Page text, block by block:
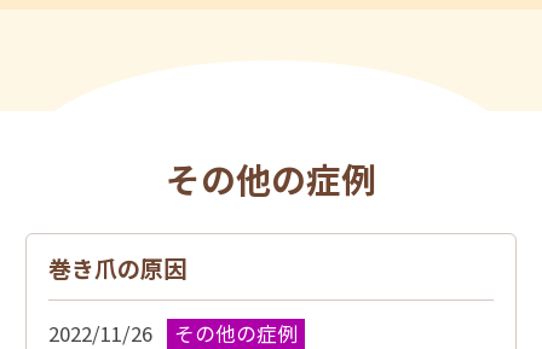
その他の症例
巻き爪の原因
2022/11/26 その他の症例